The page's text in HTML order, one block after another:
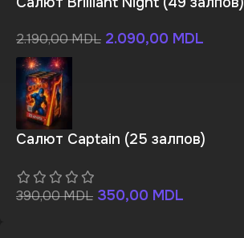
2.190,00MDL 2.090,00 MDL
Салют Captain (25 залпов)
390,00MDL 350,00 MDL